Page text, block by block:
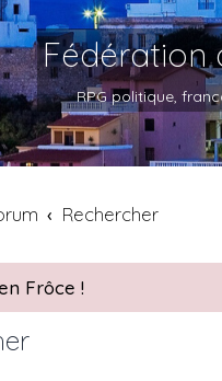
Fédération
RPG politique,
Rechercher
Frôce !